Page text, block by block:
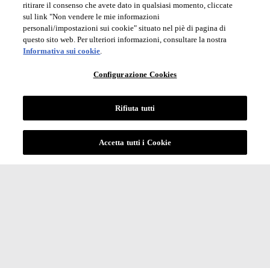
ritirare il consenso che avete dato in qualsiasi momento, cliccate
sul link "Non vendere le mie informazioni
personali/impostazioni sui cookie" situato nel piè di pagina di
questo sito web. Per ulteriori informazioni, consultare la nostra
Informativa sui cookie.
Configurazione Cookies
Rifiuta tutti
Accetta tutti i Cookie